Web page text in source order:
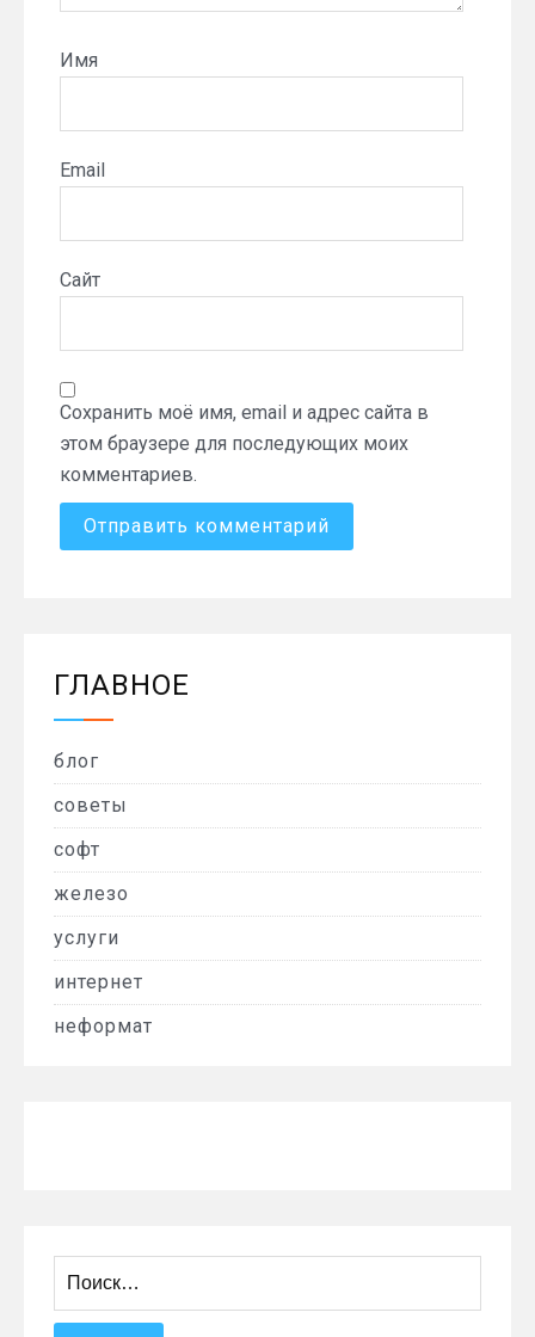
Имя
Email
Сайт
Сохранить моё имя, email и адрес сайта в
этом браузере для последующих моих
комментариев.
ГЛАВНОЕ
блог
советы
софт
железо
услуги
интернет
неформат